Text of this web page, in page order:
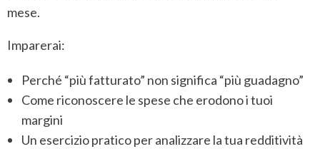
mese.
Imparerai:
Perché “più fatturato” non significa “più guadagno”
Come riconoscere le spese che erodono i tuoi
margini
Un esercizio pratico per analizzare la tua redditività